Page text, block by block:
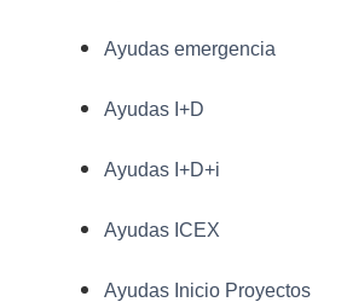
Ayudas emergencia
Ayudas I+D
Ayudas I+D+i
Ayudas ICEX
Ayudas Inicio Proyectos